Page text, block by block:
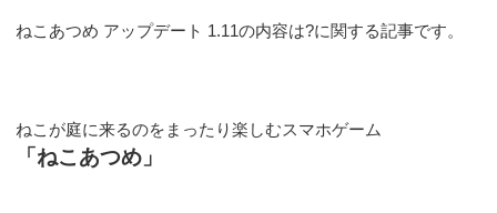
ねこあつめ アップデート 1.11の内容は?に関する記事です。
ねこが庭に来るのをまったり楽しむスマホゲーム
「ねこあつめ」